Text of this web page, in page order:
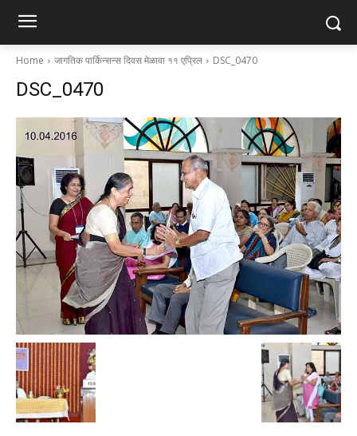
Home जागतिक पार्किन्सन्स दिवस मेळावा ११ एप्रिल DSC_0470
DSC_0470